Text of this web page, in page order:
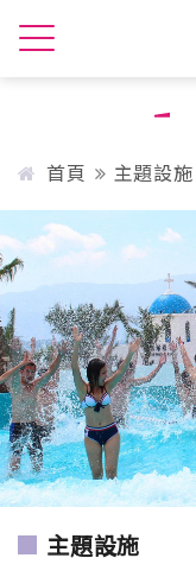
首頁 主題設施
主題設施